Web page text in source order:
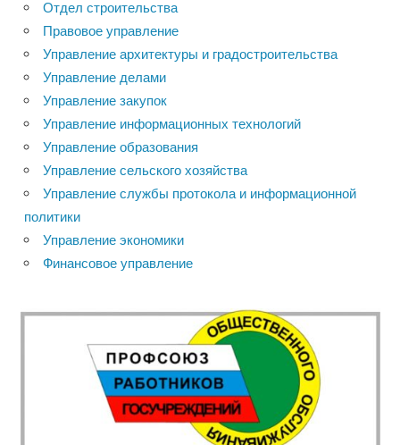
Отдел строительства
Правовое управление
Управление архитектуры и градостроительства
Управление делами
Управление закупок
Управление информационных технологий
Управление образования
Управление сельского хозяйства
Управление службы протокола и информационной
политики
Управление экономики
Финансовое управление